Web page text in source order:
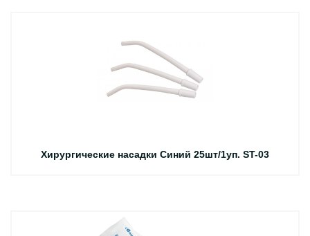
Хирургические насадки Синий 25шт/1уп. ST-03